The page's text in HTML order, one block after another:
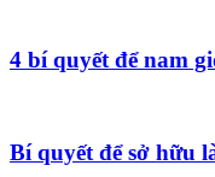
4 bí quyết để nam
Bí quyết để sở hữu